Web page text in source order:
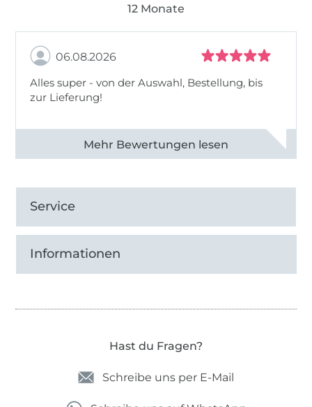
12 Monate
06.08.2026
Alles super - von der Auswahl, Bestellung, bis
zur Lieferung!
Alle 82968 Bewertungen ansehen
Service
Informationen
Hast du Fragen?
Schreibe uns per E-Mail